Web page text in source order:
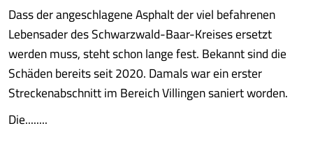
Dass der angeschlagene Asphalt der viel befahrenen
Lebensader des Schwarzwald-Baar-Kreises ersetzt
werden muss, steht schon lange fest. Bekannt sind die
Schäden bereits seit 2020. Damals war ein erster
Streckenabschnitt im Bereich Villingen saniert worden.
Die........